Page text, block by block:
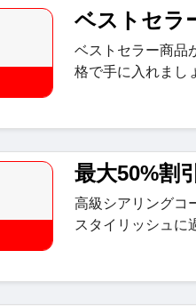
ベストセラ
ベストセラー商品
格で手に入れまし
最大50%割引
高級シアリングコ
スタイリッシュに